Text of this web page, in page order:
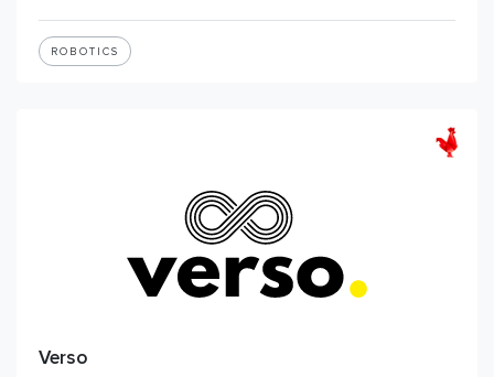
ROBOTICS
Verso